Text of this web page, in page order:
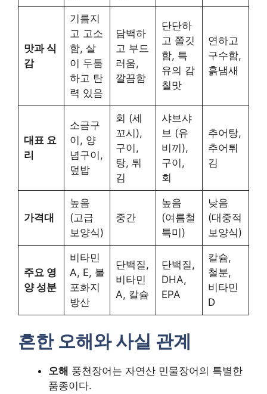
맛과 식
감
기름지
고 고소
함, 살
이 두툼
하고 탄
력 있음
담백하
고 부드
러움,
깔끔함
단단하
고 쫄깃
함, 특
유의 감
칠맛
연하고
구수함,
흙냄새
대표 요
리
소금구
이, 양
념구이,
덮밥
회 (세
꼬시),
구이,
탕, 튀
김
샤브샤
브 (유
비끼),
구이,
회
추어탕,
추어튀
김
가격대
높음
(고급
보양식)
중간
높음
(여름철
특미)
낮음
(대중적
보양식)
주요 영
양 성분
비타민
A, E, 불
포화지
방산
단백질,
비타민
A, 칼슘
단백질,
DHA,
EPA
칼슘,
철분,
비타민
D
흔한 오해와 사실 관계
오해 풍천장어는 자연산 민물장어의 특별한
품종이다.